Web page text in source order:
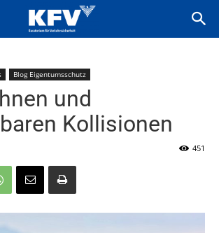
Blog Eigentumsschutz
und
Kollisionen
451